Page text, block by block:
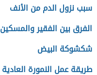
سبب نزول الدم من الأنف
الفرق بين الفقير والمسكين
شكشوكة البيض
طريقة عمل النمورة العادية